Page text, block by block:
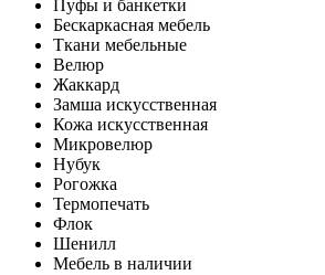
Пуфы и банкетки
Бескаркасная мебель
Ткани мебельные
Велюр
Жаккард
Замша искусственная
Кожа искусственная
Микровелюр
Нубук
Рогожка
Термопечать
Флок
Шенилл
Мебель в наличии